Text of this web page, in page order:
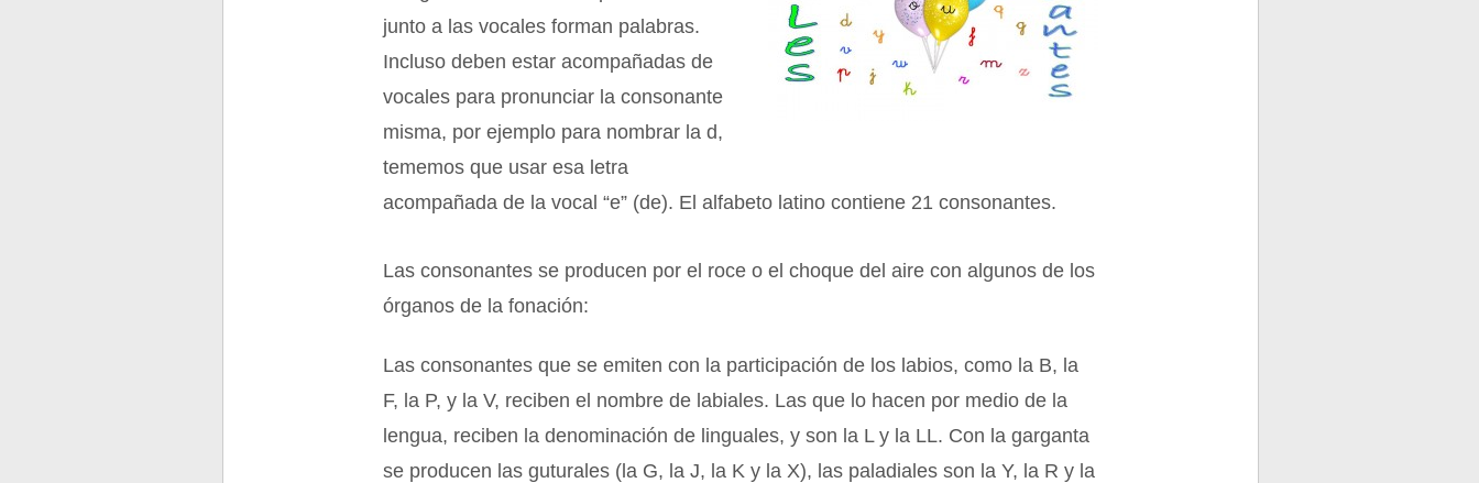
junto a las vocales forman palabras.
Incluso deben estar acompañadas de
vocales para pronunciar la consonante
misma, por ejemplo para nombrar la d,
tememos que usar esa letra
acompañada de la vocal “e” (de). El alfabeto latino contiene 21 consonantes.
Las consonantes se producen por el roce o el choque del aire con algunos de los
órganos de la fonación:
Las consonantes que se emiten con la participación de los labios, como la B, la
F, la P, y la V, reciben el nombre de labiales. Las que lo hacen por medio de la
lengua, reciben la denominación de linguales, y son la L y la LL. Con la garganta
se producen las guturales (la G, la J, la K y la X), las paladiales son la Y, la R y la